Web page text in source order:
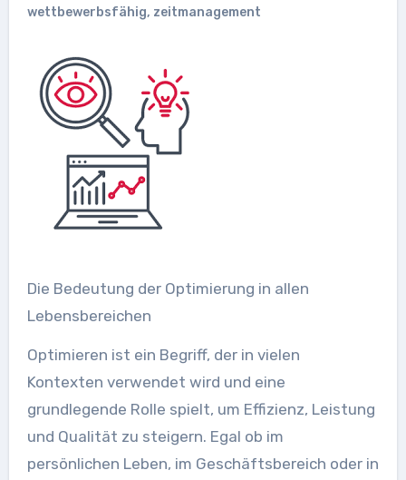
wettbewerbsfähig, zeitmanagement
Die Bedeutung der Optimierung in allen
Lebensbereichen
Optimieren ist ein Begriff, der in vielen
Kontexten verwendet wird und eine
grundlegende Rolle spielt, um Effizienz, Leistung
und Qualität zu steigern. Egal ob im
persönlichen Leben, im Geschäftsbereich oder in